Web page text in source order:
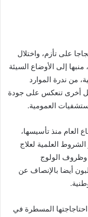
على تأزم، واختلال
إلى الأوضاع السيئة
من ندرة الموارد
أخرى تنعكس على جودة
العمومية.
العام منذ تأسيسها،
العلمية لعلاج
الولوج
أيضا بالإنصاف عن
المسطرة في